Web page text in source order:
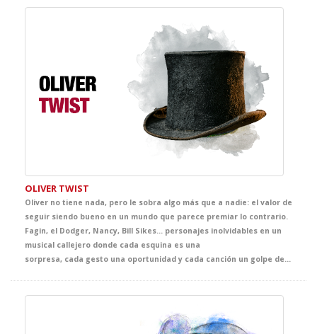
OLIVER TWIST
Oliver no tiene nada, pero le sobra algo más que a nadie: el valor de
seguir siendo bueno en un mundo que parece premiar lo contrario.
Fagin, el Dodger, Nancy, Bill Sikes… personajes inolvidables en un
musical callejero donde cada esquina es una